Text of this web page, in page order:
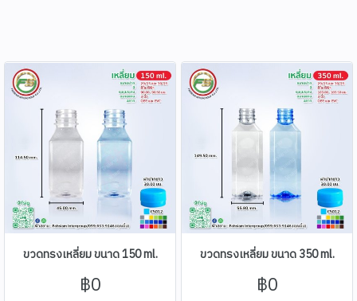
ขวดทรงเหลี่ยม ขนาด 150 ml.
฿0
ขวดทรงเหลี่ยม ขนาด 350 ml.
฿0